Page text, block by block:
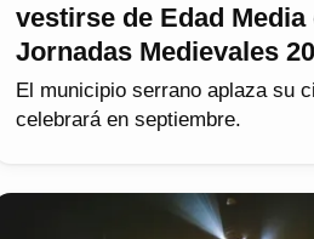
vestirse de Edad
Jornadas Medievales
El municipio serrano aplaza su
celebrará en septiembre.